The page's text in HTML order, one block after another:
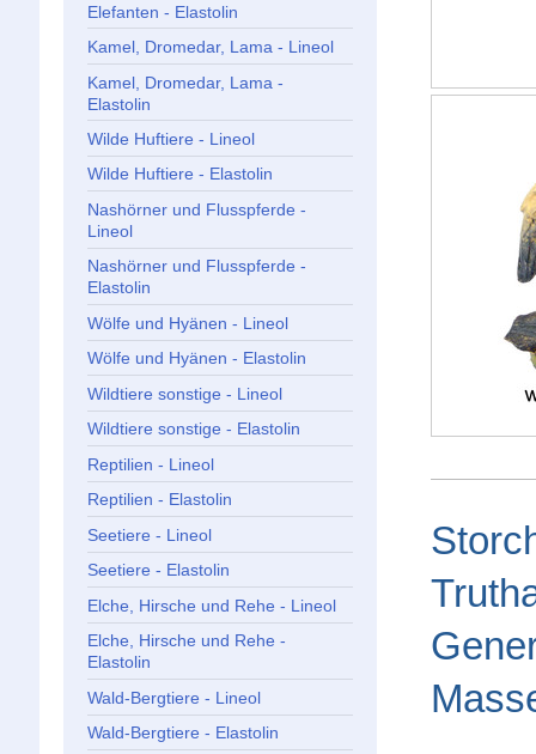
Elefanten - Elastolin
Kamel, Dromedar, Lama - Lineol
Kamel, Dromedar, Lama -
Elastolin
Wilde Huftiere - Lineol
Wilde Huftiere - Elastolin
Nashörner und Flusspferde -
Lineol
Nashörner und Flusspferde -
Elastolin
Wölfe und Hyänen - Lineol
Wölfe und Hyänen - Elastolin
Wildtiere sonstige - Lineol
Wildtiere sonstige - Elastolin
Reptilien - Lineol
Reptilien - Elastolin
Seetiere - Lineol
Seetiere - Elastolin
Elche, Hirsche und Rehe - Lineol
Elche, Hirsche und Rehe -
Elastolin
Wald-Bergtiere - Lineol
Wald-Bergtiere - Elastolin